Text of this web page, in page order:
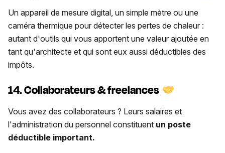
Un appareil de mesure digital, un simple mètre ou une
caméra thermique pour détecter les pertes de chaleur :
autant d'outils qui vous apportent une valeur ajoutée en
tant qu'architecte et qui sont eux aussi déductibles des
impôts.
14. Collaborateurs & freelances
Vous avez des collaborateurs ? Leurs salaires et
l'administration du personnel constituent un poste
déductible important.